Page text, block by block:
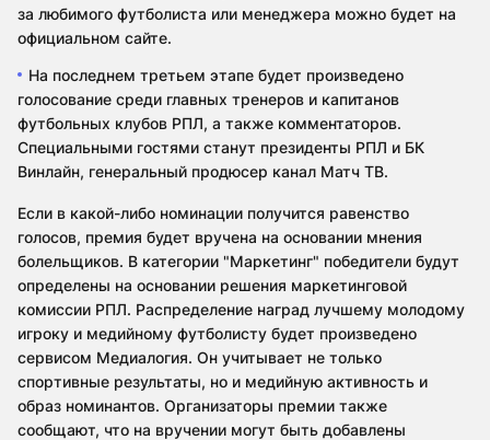
за любимого футболиста или менеджера можно будет на
официальном сайте.
На последнем третьем этапе будет произведено
голосование среди главных тренеров и капитанов
футбольных клубов РПЛ, а также комментаторов.
Специальными гостями станут президенты РПЛ и БК
Винлайн, генеральный продюсер канал Матч ТВ.
Если в какой-либо номинации получится равенство
голосов, премия будет вручена на основании мнения
болельщиков. В категории "Маркетинг" победители будут
определены на основании решения маркетинговой
комиссии РПЛ. Распределение наград лучшему молодому
игроку и медийному футболисту будет произведено
сервисом Медиалогия. Он учитывает не только
спортивные результаты, но и медийную активность и
образ номинантов. Организаторы премии также
сообщают, что на вручении могут быть добавлены